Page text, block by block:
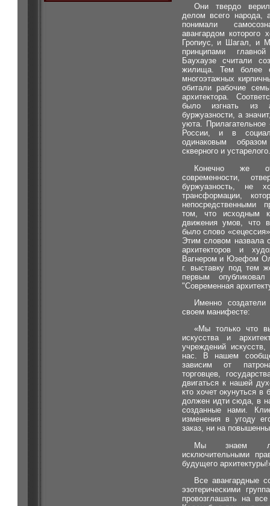
Они твердо
делом всего народа,
понимали
авангардом которого
Гропиус, и Шагал, и
принципами
Баухаузе считали
жилища. Тем более
многоэтажных
обитали рабочие
архитектора.
было изгнать из
буржуазности, а
уюта.
России, и в социал-
одинаковым
скверного и устарелого.
Конечно же
современности,
буржуазность, не
трансформации,
непосредственными
том, что исходным
движения умов, что
было слово
Этим словом назвала
архитекторов и
Вагнером и Юзефом
г. выставку под тем
первым
"Современная
Именно
своем манифесте:
«Мы только что
искусства и
учреждений
нас. В нашем
зависим от
торговцев,
двигаться к нашей
кто хочет окунуться в
должен идти сюда, в
созданные нами.
изменения в угоду
заказ, ни на
Мы знаем
исключительными
будущего
Все авангардные
эзотерическими
провозглашать на